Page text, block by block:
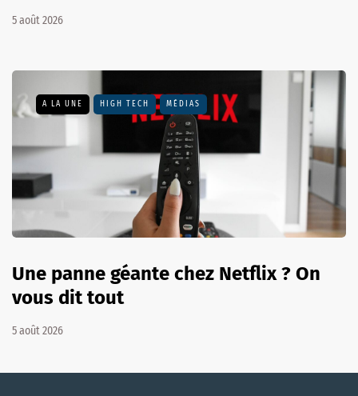
5 août 2026
A LA UNE HIGH TECH MÉDIAS
Une panne géante chez Netflix ? On
vous dit tout
5 août 2026